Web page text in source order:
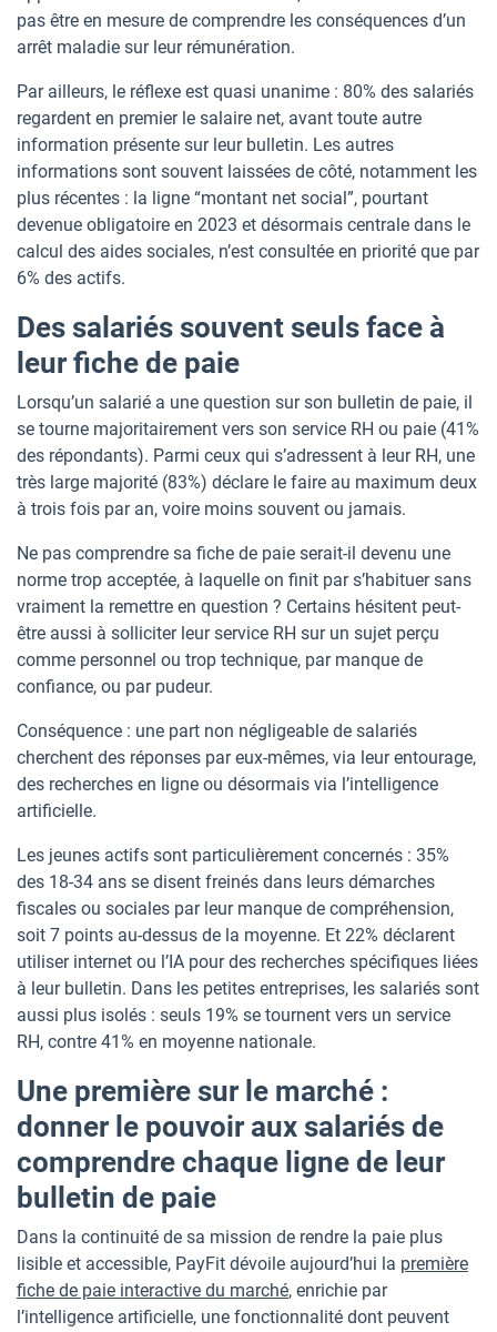
pas être en mesure de comprendre les conséquences d’un
arrêt maladie sur leur rémunération.
Par ailleurs, le réflexe est quasi unanime : 80% des salariés
regardent en premier le salaire net, avant toute autre
information présente sur leur bulletin. Les autres
informations sont souvent laissées de côté, notamment les
plus récentes : la ligne “montant net social”, pourtant
devenue obligatoire en 2023 et désormais centrale dans le
calcul des aides sociales, n’est consultée en priorité que par
6% des actifs.
Des salariés souvent seuls face à
leur fiche de paie
Lorsqu’un salarié a une question sur son bulletin de paie, il
se tourne majoritairement vers son service RH ou paie (41%
des répondants). Parmi ceux qui s’adressent à leur RH, une
très large majorité (83%) déclare le faire au maximum deux
à trois fois par an, voire moins souvent ou jamais.
Ne pas comprendre sa fiche de paie serait-il devenu une
norme trop acceptée, à laquelle on finit par s’habituer sans
vraiment la remettre en question ? Certains hésitent peut-
être aussi à solliciter leur service RH sur un sujet perçu
comme personnel ou trop technique, par manque de
confiance, ou par pudeur.
Conséquence : une part non négligeable de salariés
cherchent des réponses par eux-mêmes, via leur entourage,
des recherches en ligne ou désormais via l’intelligence
artificielle.
Les jeunes actifs sont particulièrement concernés : 35%
des 18-34 ans se disent freinés dans leurs démarches
fiscales ou sociales par leur manque de compréhension,
soit 7 points au-dessus de la moyenne. Et 22% déclarent
utiliser internet ou l’IA pour des recherches spécifiques liées
à leur bulletin. Dans les petites entreprises, les salariés sont
aussi plus isolés : seuls 19% se tournent vers un service
RH, contre 41% en moyenne nationale.
Une première sur le marché :
donner le pouvoir aux salariés de
comprendre chaque ligne de leur
bulletin de paie
Dans la continuité de sa mission de rendre la paie plus
lisible et accessible, PayFit dévoile aujourd’hui la première
fiche de paie interactive du marché, enrichie par
l’intelligence artificielle, une fonctionnalité dont peuvent